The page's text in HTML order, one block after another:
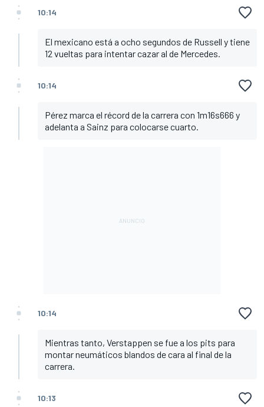
10:14
El mexicano está a ocho segundos de Russell y tiene
12 vueltas para intentar cazar al de Mercedes.
10:14
Pérez marca el récord de la carrera con 1m16s666 y
adelanta a Sainz para colocarse cuarto.
10:14
Mientras tanto, Verstappen se fue a los pits para
montar neumáticos blandos de cara al final de la
carrera.
10:13